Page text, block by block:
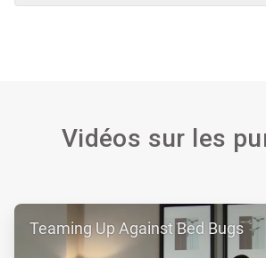
Vidéos sur les
ArticleTile
Teaming Up Against Bed Bugs